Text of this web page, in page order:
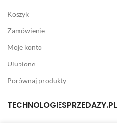
Koszyk
Zamówienie
Moje konto
Ulubione
Porównaj produkty
TECHNOLOGIESPRZEDAZY.PL